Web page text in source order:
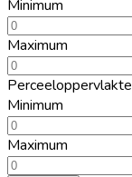
Minimum
Maximum
Perceeloppervlakte
Minimum
Maximum